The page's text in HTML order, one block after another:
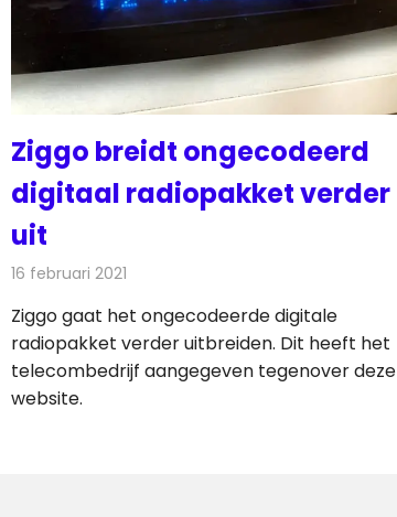
Ziggo breidt ongecodeerd
digitaal radiopakket verder
uit
16 februari 2021
Ziggo gaat het ongecodeerde digitale
radiopakket verder uitbreiden. Dit heeft het
telecombedrijf aangegeven tegenover deze
website.